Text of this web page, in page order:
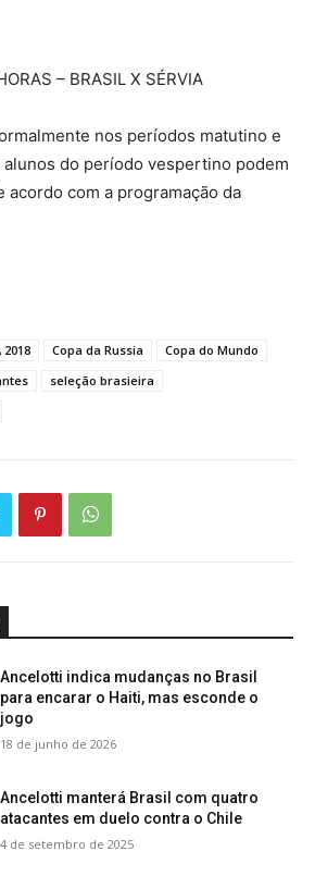
– BRASIL X SÉRVIA
nos períodos matutino e
do período vespertino podem
acordo com a programação da
2018 Copa da Russia
Copa do Mundo
seleção brasieira
Ancelotti indica mudanças no Brasil
para encarar o Haiti, mas esconde o
jogo
18 de junho de 2026
Ancelotti manterá Brasil com quatro
atacantes em duelo contra o Chile
4 de setembro de 2025